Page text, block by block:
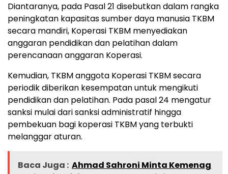
Diantaranya, pada Pasal 21 disebutkan dalam rangka
peningkatan kapasitas sumber daya manusia TKBM
secara mandiri, Koperasi TKBM menyediakan
anggaran pendidikan dan pelatihan dalam
perencanaan anggaran Koperasi.
Kemudian, TKBM anggota Koperasi TKBM secara
periodik diberikan kesempatan untuk mengikuti
pendidikan dan pelatihan. Pada pasal 24 mengatur
sanksi mulai dari sanksi administratif hingga
pembekuan bagi koperasi TKBM yang terbukti
melanggar aturan.
Baca Juga : Ahmad Sahroni Minta Kemenag